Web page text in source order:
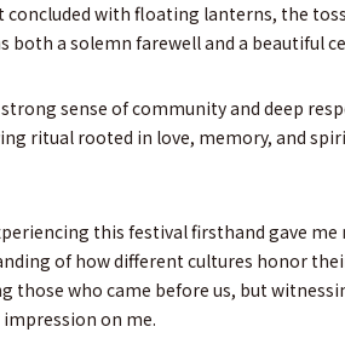
with floating lanterns, the
both a solemn farewell and a beautiful
sense of community and deep
ritual rooted in love, memory, and
this festival firsthand gave
of how different cultures honor
those who came before us, but
on me.